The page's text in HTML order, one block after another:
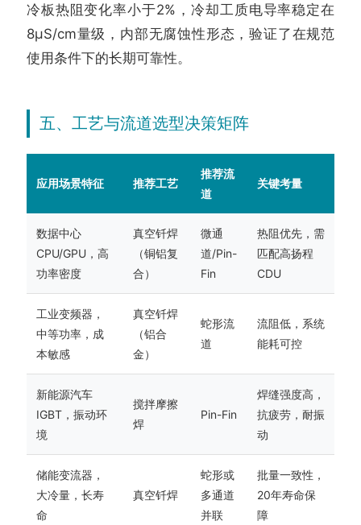
冷板热阻变化率小于2%，冷却工质电导率稳定在
8μS/cm量级，内部无腐蚀性形态，验证了在规范
使用条件下的长期可靠性。
五、工艺与流道选型决策矩阵
应用场景特征 推荐工艺
推荐流
道
关键考量
数据中心
CPU/GPU，高
功率密度
真空钎焊
（铜铝复
合）
微通
道/Pin-
Fin
热阻优先，需
匹配高扬程
CDU
工业变频器，
中等功率，成
本敏感
真空钎焊
（铝合
金）
蛇形流
道
流阻低，系统
能耗可控
新能源汽车
IGBT，振动环
境
搅拌摩擦
焊
Pin-Fin
焊缝强度高，
抗疲劳，耐振
动
储能变流器，
大冷量，长寿
命
真空钎焊
蛇形或
多通道
并联
批量一致性，
20年寿命保
障